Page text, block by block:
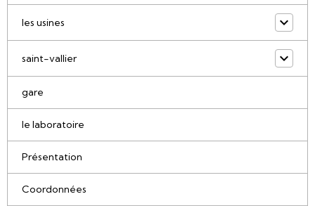
les usines
saint-vallier
gare
le laboratoire
Présentation
Coordonnées